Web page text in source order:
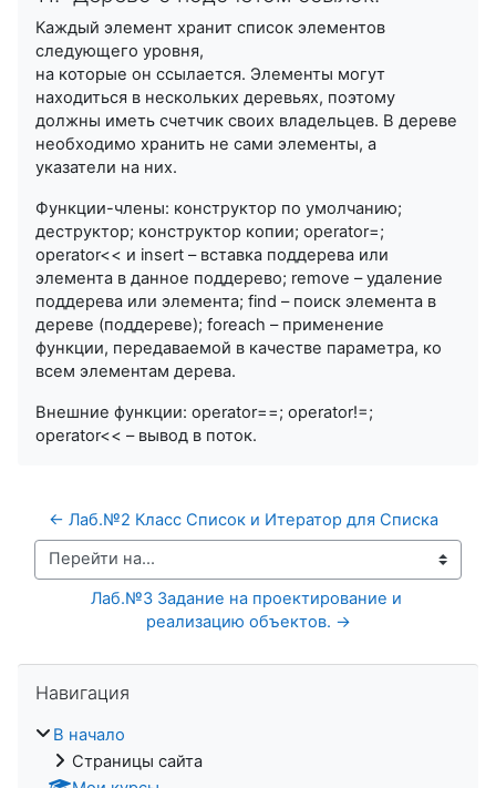
Каждый элемент хранит список элементов
следующего уровня,
на которые он ссылается. Элементы могут
находиться в нескольких деревьях, поэтому
должны иметь счетчик своих владельцев. В дереве
необходимо хранить не сами элементы, а
указатели на них.
Функции-члены: конструктор по умолчанию;
деструктор; конструктор копии; operator=;
operator<< и insert – вставка поддерева или
элемента в данное поддерево; remove – удаление
поддерева или элемента; find – поиск элемента в
дереве (поддереве); foreach – применение
функции, передаваемой в качестве параметра, ко
всем элементам дерева.
Внешние функции: operator==; operator!=;
operator<< – вывод в поток.
← Лаб.№2 Класс Список и Итератор для Списка
Перейти на...
Лаб.№3 Задание на проектирование и
реализацию объектов. →
Навигация
В начало
Страницы сайта